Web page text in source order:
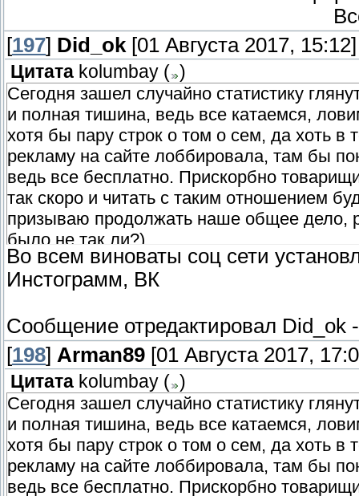
[197] Did_ok [01 Августа 2017, 15:12]
Цитата kolumbay ( )
Сегодня зашел случайно статистику
и полная тишина, ведь все катаемся,
хотя бы пару строк о том о сем, да хоть
рекламу на сайте лоббировала, там бы
ведь все бесплатно. Прискорбно
так скоро и читать с таким отношением
призываю продолжать наше общее дело,
было не так ли?)
Всем д
Во всем виноваты соц сети
Инстограмм, ВК
Сообщение отредактировал Did_ok
[198] Arman89 [01 Августа 2017,
Цитата kolumbay ( )
Сегодня зашел случайно статистику
и полная тишина, ведь все катаемся,
хотя бы пару строк о том о сем, да хоть
рекламу на сайте лоббировала, там бы
ведь все бесплатно. Прискорбно